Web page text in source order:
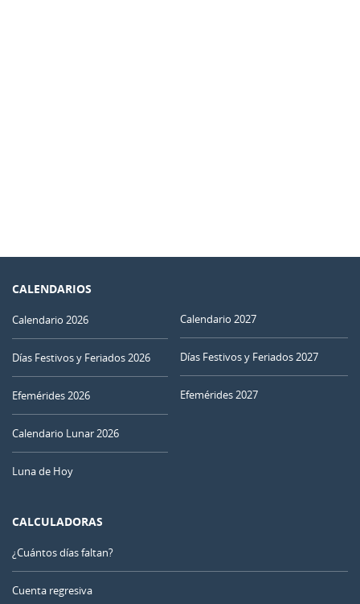
CALENDARIOS
Calendario 2026
Días Festivos y Feriados 2026
Efemérides 2026
Calendario Lunar 2026
Luna de Hoy
Calendario 2027
Días Festivos y Feriados 2027
Efemérides 2027
CALCULADORAS
¿Cuántos días faltan?
Cuenta regresiva